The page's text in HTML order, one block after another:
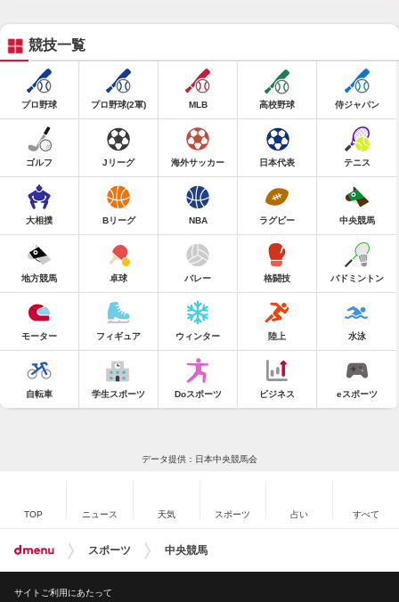
競技一覧
プロ野球 プロ野球(2軍) MLB 高校野球 侍ジャパン
ゴルフ Jリーグ 海外サッカー 日本代表 テニス
大相撲 Bリーグ NBA ラグビー 中央競馬
地方競馬 卓球 バレー 格闘技 バドミントン
モーター フィギュア ウィンター 陸上 水泳
自転車 学生スポーツ Doスポーツ ビジネス eスポーツ
データ提供：日本中央競馬会
TOP ニュース 天気 スポーツ 占い すべて
スポーツ 中央競馬
サイトご利用にあたって